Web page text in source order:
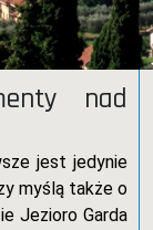
nad
jest jedynie
myślą także o
Jezioro Garda